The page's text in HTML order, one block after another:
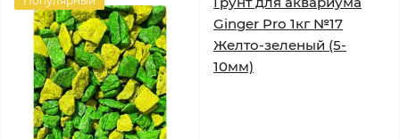
Ginger Pro 1кг №17
Желто-зеленый (5-
10мм)